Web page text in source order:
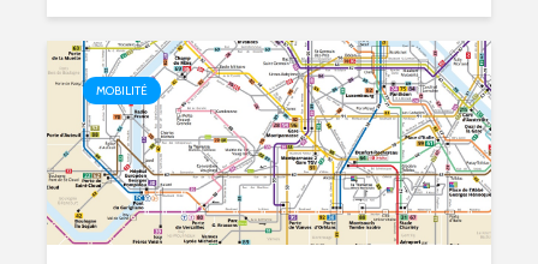
MOBILITÉ